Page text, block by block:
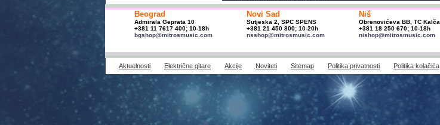
Beograd
Admirala Geprata 10
+381 11 7617 400; 10-18h
bgshop@mitrosmusic.com
Novi Sad
Sutjeska 2, SPC SPENS
+381 21 450 800; 10-20h
nsshop@mitrosmusic.com
Niš
Obrenovićeva BB, TC Kalča
+381 18 250 670; 10-18h
nishop@mitrosmusic.com
Aktuelnosti Električne gitare Akcije Noviteti Sitemap Politika privatnosti Politika kolačića